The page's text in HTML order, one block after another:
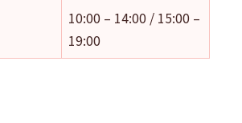
10:00 – 14:00 / 15:00 –
19:00